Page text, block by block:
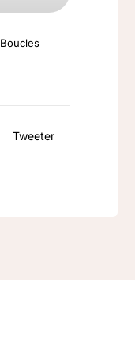
Boucles
Tweeter